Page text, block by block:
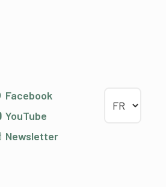
Facebook
YouTube
Newsletter